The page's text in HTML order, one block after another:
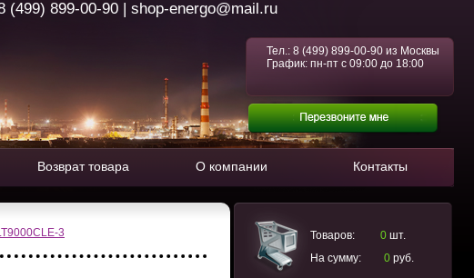
899-00-90 | shop-energo@mail.ru
Тел.: 8 (499) 899-00-90 из Москвы
График: пн-пт с 09:00 до 18:00
Возврат товара О компании Контакты
Товаров: 0 шт.
На сумму:
0 руб.
3